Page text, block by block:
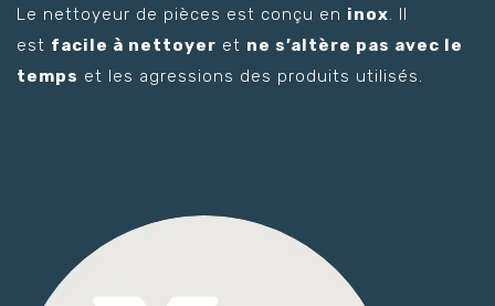
Le nettoyeur de pièces est conçu en inox. Il
est facile à nettoyer et ne s’altère pas avec le
temps et les agressions des produits utilisés.